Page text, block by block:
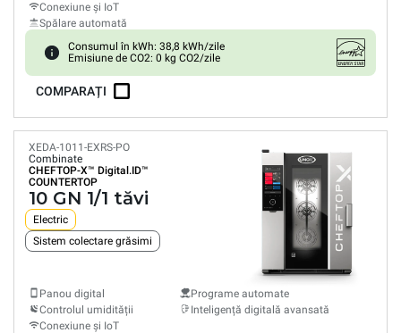
Conexiune și IoT
Spălare automată
Consumul în kWh: 38,8 kWh/zile
Emisiune de CO2: 0 kg CO2/zile
COMPARAȚI
XEDA-1011-EXRS-PO
Combinate
CHEFTOP-X™ Digital.ID™
COUNTERTOP
10 GN 1/1 tăvi
Electric
Sistem colectare grăsimi
Panou digital
Controlul umidității
Conexiune și IoT
Programe automate
Inteligență digitală avansată